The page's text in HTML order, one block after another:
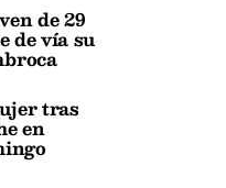
de 29
de vía su
tras
en